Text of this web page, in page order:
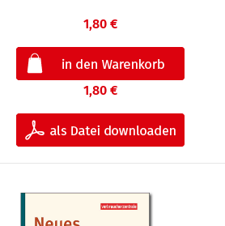
1,80 €
1,80 €